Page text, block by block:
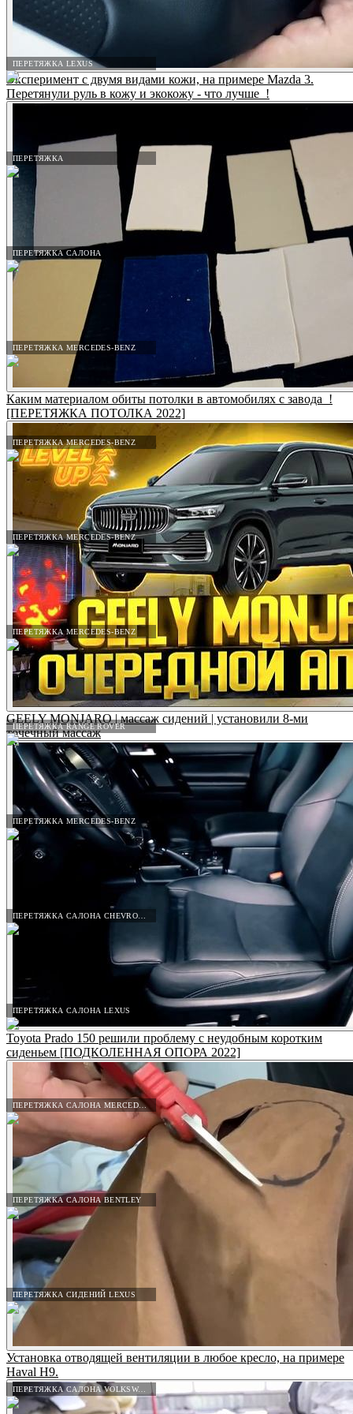
ПЕРЕТЯЖКА LEXUS
ПЕРЕТЯЖКА
ПЕРЕТЯЖКА САЛОНА
ПЕРЕТЯЖКА MERCEDES-BENZ
ПЕРЕТЯЖКА MERCEDES-BENZ
ПЕРЕТЯЖКА MERCEDES-BENZ
ПЕРЕТЯЖКА MERCEDES-BENZ
ПЕРЕТЯЖКА RANGE ROVER
ПЕРЕТЯЖКА MERCEDES-BENZ
ПЕРЕТЯЖКА САЛОНА LEXUS
ПЕРЕТЯЖКА САЛОНА MERCEDES-BENZ
ПЕРЕТЯЖКА САЛОНА BENTLEY
ПЕРЕТЯЖКА СИДЕНИЙ LEXUS
ПЕРЕТЯЖКА САЛОНА VOLKSWAGEN
Эксперимент с двумя видами кожи, на примере Mazda 3.
Перетянули руль в кожу и экокожу - что лучше_!
Каким материалом обиты потолки в автомобилях с завода_!
[ПЕРЕТЯЖКА ПОТОЛКА 2022]
GEELY MONJARO | массаж сидений | установили 8-ми
точечный массаж
Toyota Prado 150 решили проблему с неудобным коротким
сиденьем [ПОДКОЛЕННАЯ ОПОРА 2022]
Установка отводящей вентиляции в любое кресло, на примере
Haval H9.